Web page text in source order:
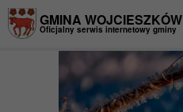
GMINA WOJCIESZKÓW
Oficjalny serwis internetowy gminy